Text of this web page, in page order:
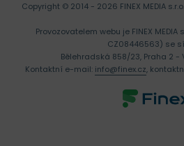
Copyright © 2014 - 2026 FINEX MEDIA s.r.o.
Provozovatelem webu je FINEX MEDIA
CZ08446563) se
Bělehradská 858/23, Praha 2 -
Kontaktní e-mail: info@finex.cz,